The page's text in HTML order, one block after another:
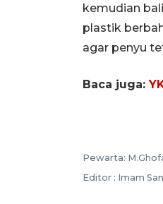
kemudian
plastik
agar penyu
Baca juga:
Pewarta:
Editor : Imam